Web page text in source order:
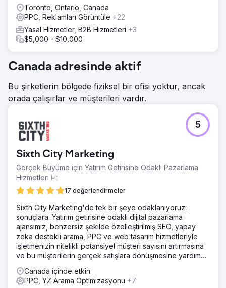
Toronto, Ontario, Canada
PPC, Reklamları Görüntüle +22
Yasal Hizmetler, B2B Hizmetleri +3
$5,000 - $10,000
Canada adresinde aktif
Bu şirketlerin bölgede fiziksel bir ofisi yoktur, ancak
orada çalışırlar ve müşterileri vardır.
Sixth City Marketing
Gerçek Büyüme için Yatırım Getirisine Odaklı Pazarlama
Hizmetleri 📈
17 değerlendirmeler
5
Sixth City Marketing'de tek bir şeye odaklanıyoruz:
sonuçlara. Yatırım getirisine odaklı dijital pazarlama
ajansımız, benzersiz şekilde özelleştirilmiş SEO, yapay
zeka destekli arama, PPC ve web tasarım hizmetleriyle
işletmenizin nitelikli potansiyel müşteri sayısını artırmasına
ve bu müşterilerin gerçek satışlara dönüşmesine yardımcı
Canada içinde etkin
PPC, YZ Arama Optimizasyonu +7